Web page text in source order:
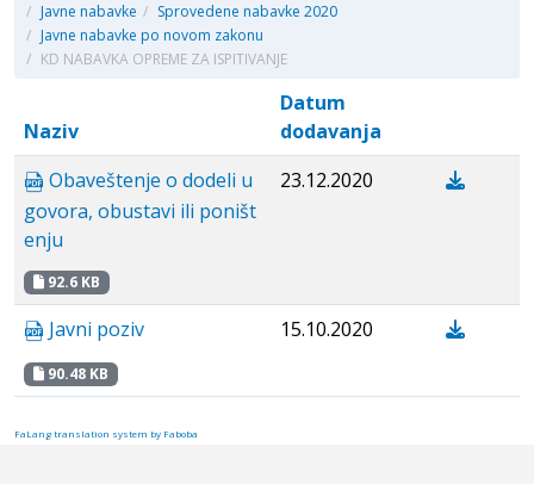
/ Javne nabavke / Sprovedene nabavke 2020
/ Javne nabavke po novom zakonu
/ KD NABAVKA OPREME ZA ISPITIVANJE
Naziv
Datum
dodavanja
Obaveštenje o dodeli u
govora, obustavi ili poništ
enju
92.6 KB
23.12.2020
Javni poziv
90.48 KB
15.10.2020
FaLang translation system by Faboba